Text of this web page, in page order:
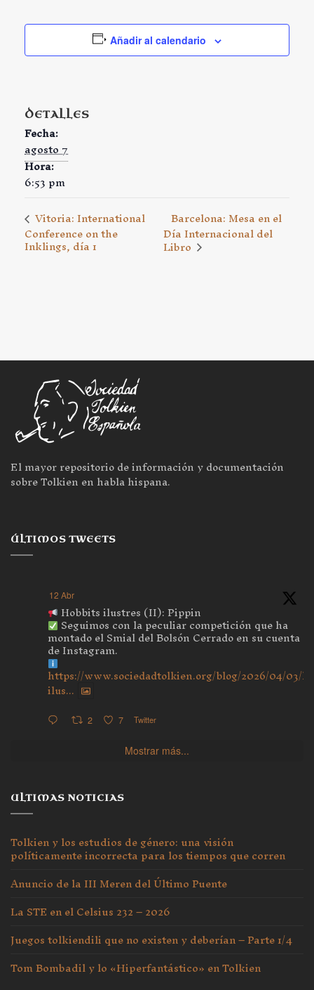
Añadir al calendario
DETALLES
Fecha:
agosto 7
Hora:
6:53 pm
Vitoria: International
Conference on the
Inklings, día 1
Barcelona: Mesa en el
Día Internacional del
Libro
El mayor repositorio de información y documentación
sobre Tolkien en habla hispana.
ÚLTIMOS TWEETS
12 Abr
Hobbits ilustres (II): Pippin
Seguimos con la peculiar competición que ha
montado el Smial del Bolsón Cerrado en su cuenta
de Instagram.
https://www.sociedadtolkien.org/blog/2026/04/03/
ilus...
2 7 Twitter
Mostrar más...
ULTIMAS NOTICIAS
Tolkien y los estudios de género: una visión
políticamente incorrecta para los tiempos que corren
Anuncio de la III Meren del Último Puente
La STE en el Celsius 232 – 2026
Juegos tolkiendili que no existen y deberían – Parte 1/4
Tom Bombadil y lo «Hiperfantástico» en Tolkien